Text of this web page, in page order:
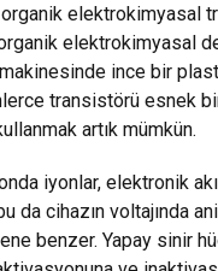
elektrokimyasal
elektrokimyasal
ince bir
transistörü esnek
artık mümkün.
iyonlar, elektronik
da cihazın voltajında
benzer. Yapay sinir